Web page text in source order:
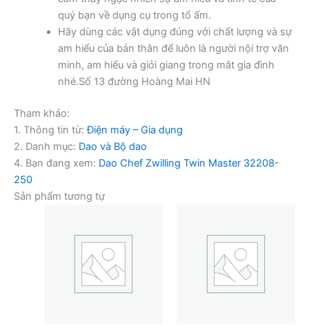
quý bạn về dụng cụ trong tổ ấm.
Hãy dùng các vật dụng đúng với chất lượng và sự
am hiểu của bản thân để luôn là người nội trợ văn
minh, am hiểu và giỏi giang trong mắt gia đình
nhé.Số 13 đường Hoàng Mai HN
Tham khảo:
1. Thông tin từ:Điện máy – Gia dụng
2. Danh mục: Dao và Bộ dao
4. Bạn đang xem: Dao Chef Zwilling Twin Master 32208-
250
Sản phẩm tương tự